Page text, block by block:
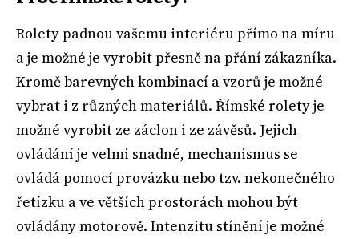
Rolety padnou vašemu interiéru přímo na míru
a je možné je vyrobit přesně na přání zákazníka.
Kromě barevných kombinací a vzorů je možné
vybrat i z různých materiálů. Římské rolety je
možné vyrobit ze záclon i ze závěsů. Jejich
ovládání je velmi snadné, mechanismus se
ovládá pomocí provázku nebo tzv. nekonečného
řetízku a ve větších prostorách mohou být
ovládány motorově. Intenzitu stínění je možné